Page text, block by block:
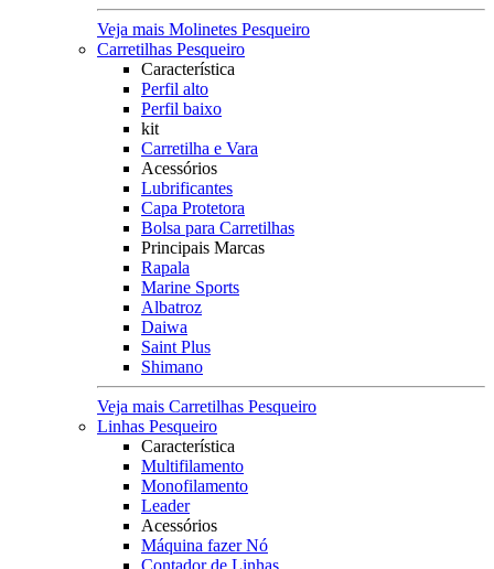
Veja mais Molinetes Pesqueiro
Carretilhas Pesqueiro
Característica
Perfil alto
Perfil baixo
kit
Carretilha e Vara
Acessórios
Lubrificantes
Capa Protetora
Bolsa para Carretilhas
Principais Marcas
Rapala
Marine Sports
Albatroz
Daiwa
Saint Plus
Shimano
Veja mais Carretilhas Pesqueiro
Linhas Pesqueiro
Característica
Multifilamento
Monofilamento
Leader
Acessórios
Máquina fazer Nó
Contador de Linhas